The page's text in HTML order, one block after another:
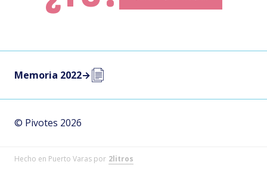
© Pivotes 2026
Memoria 2022→
Hecho en Puerto Varas por 2litros